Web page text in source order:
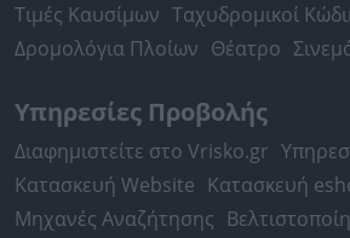
Τιμές Καυσίμων Ταχυδρομικοί
Δρομολόγια Πλοίων Θέατρο
Υπηρεσίες Προβολής
Διαφημιστείτε στο Vrisko.gr
Κατασκευή Website Κατασκευή
Μηχανές Αναζήτησης